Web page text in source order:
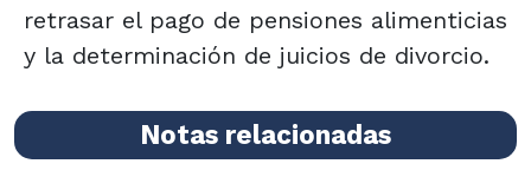
retrasar el pago de pensiones alimenticias
y la determinación de juicios de divorcio.
Notas relacionadas